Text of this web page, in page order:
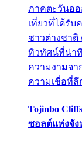
ภาคตะวันอ
เที่ยวที่ได้รับ
ชาวต่างชาติ
ทิวทัศน์ที่น่าทึ่
ความงามจา
ความเชื่อที่ลึ
Tojinbo
ซอลต์แห่งจั